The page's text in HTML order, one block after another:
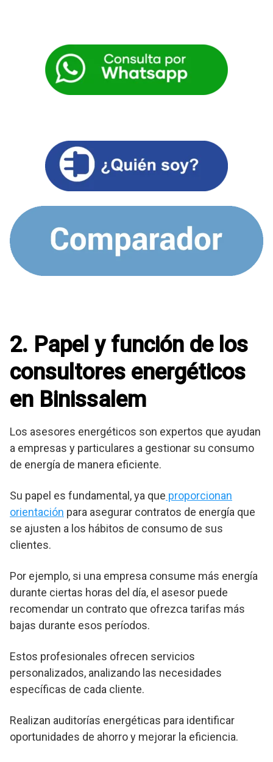
2. Papel y función de los
consultores energéticos
en Binissalem
Los asesores energéticos son expertos que ayudan
a empresas y particulares a gestionar su consumo
de energía de manera eficiente.
Su papel es fundamental, ya que proporcionan
orientación para asegurar contratos de energía que
se ajusten a los hábitos de consumo de sus
clientes.
Por ejemplo, si una empresa consume más energía
durante ciertas horas del día, el asesor puede
recomendar un contrato que ofrezca tarifas más
bajas durante esos períodos.
Estos profesionales ofrecen servicios
personalizados, analizando las necesidades
específicas de cada cliente.
Realizan auditorías energéticas para identificar
oportunidades de ahorro y mejorar la eficiencia.